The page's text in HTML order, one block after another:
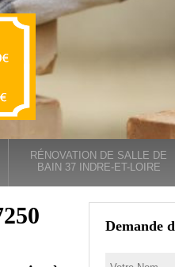
RÉNOVATION DE SALLE DE
BAIN 37 INDRE-ET-LOIRE
Demande